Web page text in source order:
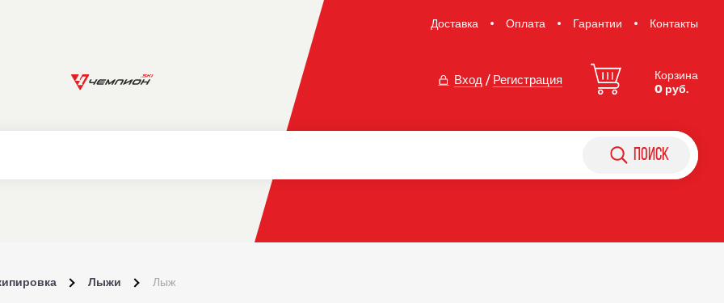
Доставка Оплата Гарантии Контакты
Вход / Регистрация
Корзина
0 руб.
поиск
Лыжи Лыж